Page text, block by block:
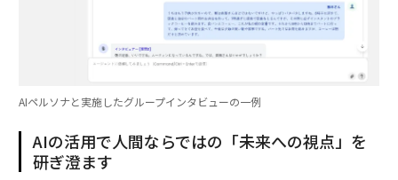
AIペルソナと実施したグループインタビューの一例
AIの活用で人間ならではの「未来への視点」を
研ぎ澄ます